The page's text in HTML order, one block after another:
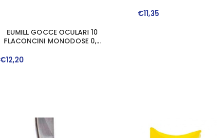
EUMILL GOCCE OCULARI 10
FLACONCINI MONODOSE 0,5
€12,20
€11,35